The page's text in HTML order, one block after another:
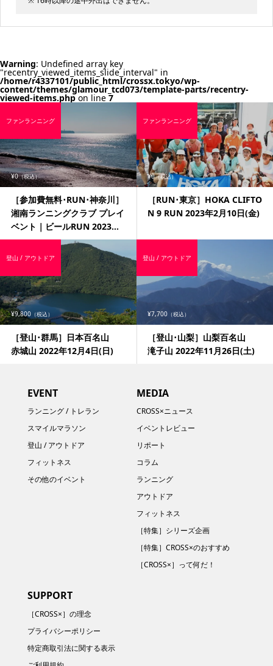
Warning: Undefined array key
"recentry_viewed_items_slide_interval" in
/home/r4337101/public_html/crossx.tokyo/wp-
content/themes/glamour_tcd073/template-parts/recentry-
viewed-items.phpon line7
¥0（税込）
［参加費無料･RUN･神奈川］
湘南ランニングクラブ プレイ
ベント｜ビールRUN 2023...
ファンランニング
¥0（税込）
［RUN･東京］HOKA CLIFTO
N 9 RUN 2023年2月10日(金)
ファンランニング
¥9,800 （税込）
［登山･群馬］日本百名山
赤城山 2022年12月4日(日)
登山 / アウトドア
¥7,700 （税込）
［登山･山梨］山梨百名山
滝子山 2022年11月26日(土)
登山 / アウトドア
EVENT
ランニング / トレラン
スマイルマラソン
登山 / アウトドア
フィットネス
その他のイベント
MEDIA
CROSS×ニュース
イベントレビュー
リポート
コラム
ランニング
アウトドア
フィットネス
［特集］シリーズ企画
［特集］CROSS×のおすすめ
［CROSS×］って何だ！
SUPPORT
［CROSS×］の理念
プライバシーポリシー
特定商取引法に関する表示